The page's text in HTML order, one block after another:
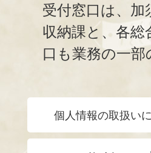
受付窓口は、加
収納課と、 各総
口も業務の一部
個人情報の取扱い